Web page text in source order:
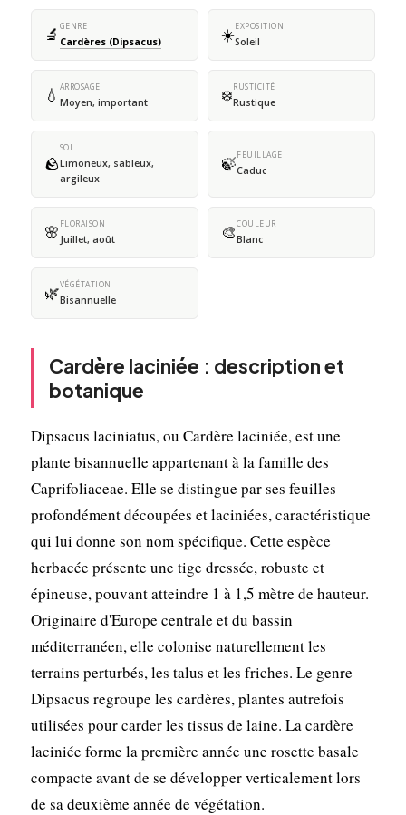
🔬 GENRE
Cardères (Dipsacus) ☀️EXPOSITION
Soleil
💧 ARROSAGE
Moyen, important ❄️RUSTICITÉ
Rustique
🪨
SOL
Limoneux, sableux,
argileux
🍃FEUILLAGE
Caduc
🌸 FLORAISON
Juillet, août 🎨COULEUR
Blanc
🌿VÉGÉTATION
Bisannuelle
Cardère laciniée : description et
botanique
Dipsacus laciniatus, ou Cardère laciniée, est une
plante bisannuelle appartenant à la famille des
Caprifoliaceae. Elle se distingue par ses feuilles
profondément découpées et laciniées, caractéristique
qui lui donne son nom spécifique. Cette espèce
herbacée présente une tige dressée, robuste et
épineuse, pouvant atteindre 1 à 1,5 mètre de hauteur.
Originaire d'Europe centrale et du bassin
méditerranéen, elle colonise naturellement les
terrains perturbés, les talus et les friches. Le genre
Dipsacus regroupe les cardères, plantes autrefois
utilisées pour carder les tissus de laine. La cardère
laciniée forme la première année une rosette basale
compacte avant de se développer verticalement lors
de sa deuxième année de végétation.